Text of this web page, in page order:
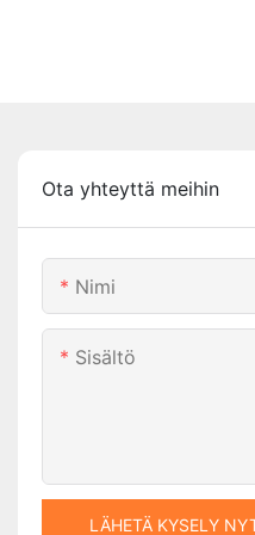
Ota yhteyttä meihin
Nimi
Sisältö
LÄHETÄ KYSELY